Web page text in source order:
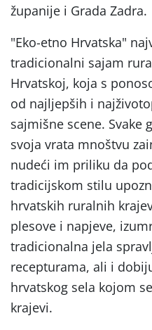
županije i Grada Zadra.
"Eko-etno Hrvatska"
tradicionalni sajam
Hrvatskoj, koja s
od najljepših i
sajmišne scene. Svake
svoja vrata mnoštvu
nudeći im priliku da
tradicijskom stilu
hrvatskih ruralnih
plesove i napjeve,
tradicionalna jela
recepturama, ali i
hrvatskog sela kojom
krajevi.